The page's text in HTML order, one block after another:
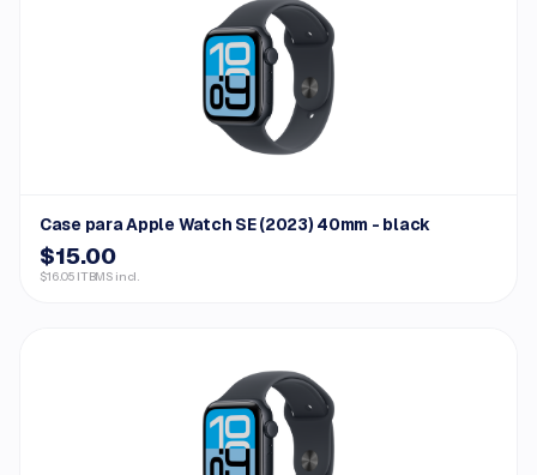
Case para Apple Watch SE (2023) 40mm - black
$15.00
$16.05 ITBMS incl.